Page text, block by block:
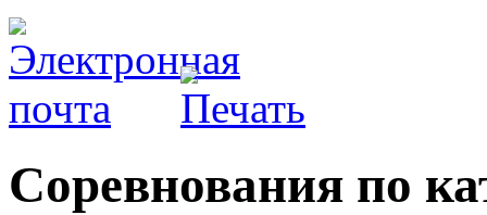
Соревнования по